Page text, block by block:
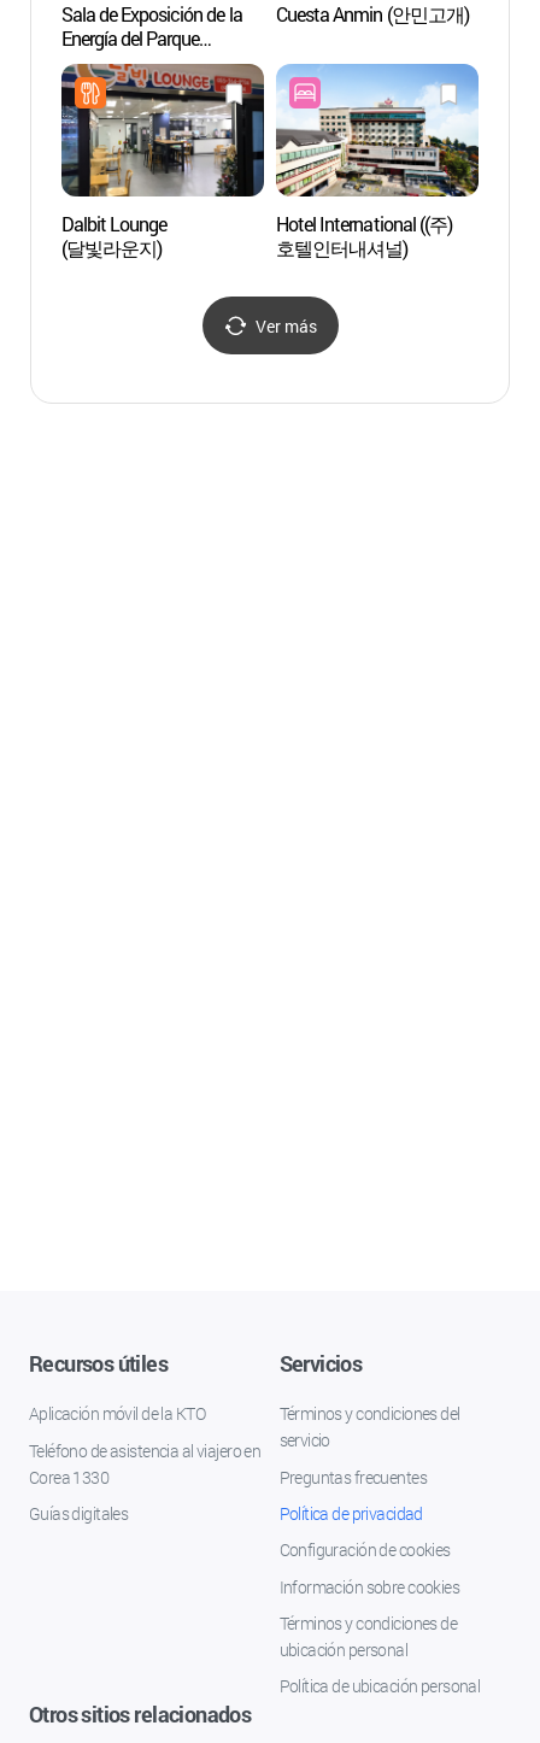
Sala de Exposición de la
Energía del Parque
Científico de Medio
Ambiente y Energía
(에너지환경과학공원
에너지전시관)
Cuesta Anmin (안민고개)
Dalbit Lounge
(달빛라운지)
Hotel International ((주)
호텔인터내셔널)
Ver más
Recursos útiles
Aplicación móvil de la KTO
Teléfono de asistencia al viajero en
Corea 1330
Guías digitales
Servicios
Términos y condiciones del
servicio
Preguntas frecuentes
Política de privacidad
Configuración de cookies
Información sobre cookies
Términos y condiciones de
ubicación personal
Política de ubicación personal
Otros sitios relacionados